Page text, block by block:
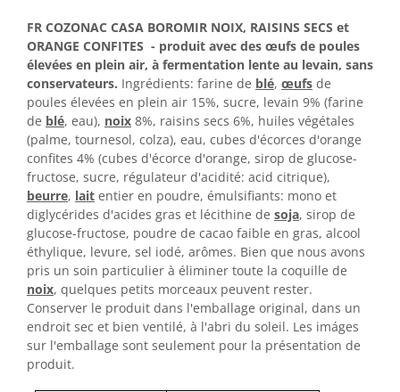
FR COZONAC CASA BOROMIR NOIX, RAISINS SECS et
ORANGE CONFITES - produit avec des œufs de poules
élevées en plein air, à fermentation lente au levain, sans
conservateurs. Ingrédients: farine de blé, œufs de
poules élevées en plein air 15%, sucre, levain 9% (farine
de blé, eau), noix 8%, raisins secs 6%, huiles végétales
(palme, tournesol, colza), eau, cubes d'écorces d'orange
confites 4% (cubes d'écorce d'orange, sirop de glucose-
fructose, sucre, régulateur d'acidité: acid citrique),
beurre, lait entier en poudre, émulsifiants: mono et
diglycérides d'acides gras et lécithine de soja, sirop de
glucose-fructose, poudre de cacao faible en gras, alcool
éthylique, levure, sel iodé, arômes. Bien que nous avons
pris un soin particulier à éliminer toute la coquille de
noix, quelques petits morceaux peuvent rester.
Conserver le produit dans l'emballage original, dans un
endroit sec et bien ventilé, à l'abri du soleil. Les imáges
sur l'emballage sont seulement pour la présentation de
produit.